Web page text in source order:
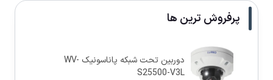
پرفروش ترین ها
دوربین تحت شبکه پاناسونيک WV-
S25500-V3L